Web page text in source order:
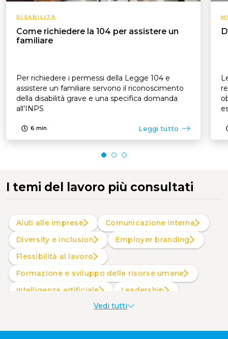
DISABILITÀ
Come richiedere la 104 per assistere un
familiare
Per richiedere i permessi della Legge 104 e
assistere un familiare servono il riconoscimento
della disabilità grave e una specifica domanda
all’INPS
6 min Leggi tutto
I temi del lavoro più consultati
Aiuti alle imprese
Comunicazione interna
Diversity e inclusion
Employer branding
Flessibilità al lavoro
Formazione e sviluppo delle risorse umane
intelligenza artificiale
Leadership
Produttività al lavoroVedi tutti